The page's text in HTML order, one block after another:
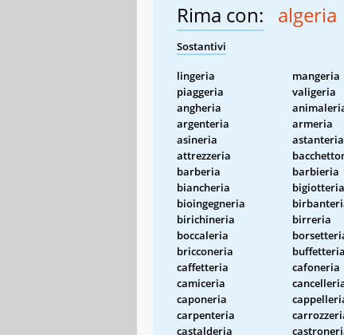
Rima con: algeria
Sostantivi
lingeria mangeria
piaggeria
valigeria
angheria
argenteria
armeria
asineria
astanteria
attrezzeria
barberia
barbieria
biancheria
bigiotteria
bioingegneria
birichineria
birreria
boccaleria
bricconeria
buffetteria
caffetteria
cafoneria
camiceria
caponeria
carpenteria
castalderia